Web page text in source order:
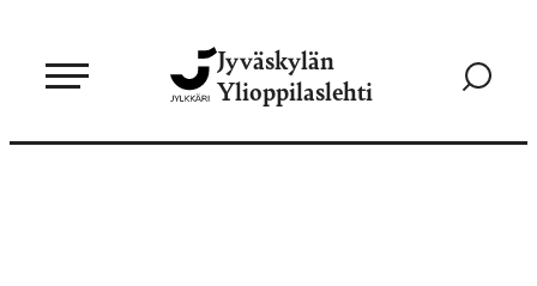
sisältöön
Jyväskylän
Ylioppilaslehti
Siirry